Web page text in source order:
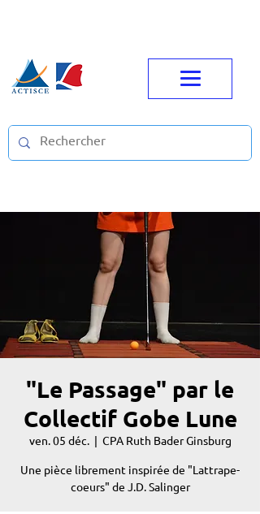
"Le Passage" par le
Collectif Gobe Lune
ven. 05 déc.
  |
CPA Ruth Bader Ginsburg
Une pièce librement inspirée de "Lattrape-
coeurs" de J.D. Salinger